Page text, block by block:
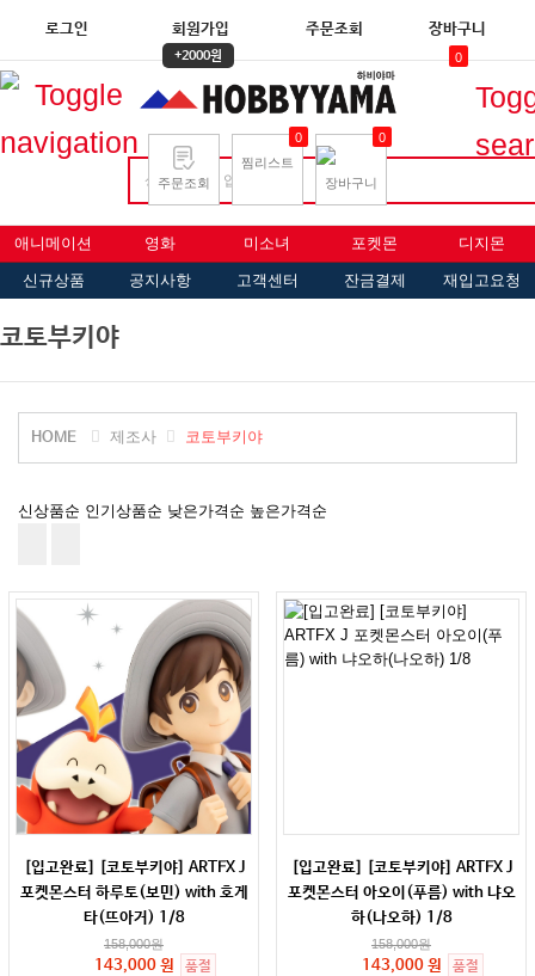
로그인 회원가입
+2000원
주문조회 장바구니
0
주문조회
찜리스트
0
장바구니
0
애니메이션 영화 미소녀 포켓몬 디지몬
신규상품 공지사항 고객센터 잔금결제 재입고요청
코토부키야
HOME 제조사 코토부키야
신상품순 인기상품순 낮은가격순 높은가격순
[입고완료] [코토부키야] ARTFX J
포켓몬스터 하루토(보민) with 호게
타(뜨아거) 1/8
158,000원
143,000 원
품절
[입고완료] [코토부키야] ARTFX J
포켓몬스터 아오이(푸름) with 냐오
하(나오하) 1/8
158,000원
143,000 원
품절